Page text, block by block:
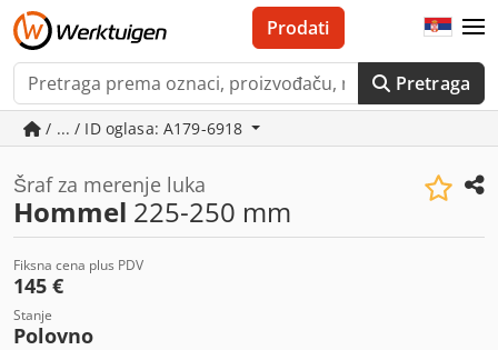
Pretraga
Prodati
/ ... / ID oglasa: A179-6918
Šraf za merenje luka
Hommel 225-250 mm
Fiksna cena plus PDV
145 €
Stanje
Polovno